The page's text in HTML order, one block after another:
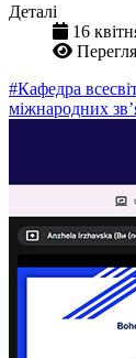
Деталі
16
#Кафедра
міжнародних